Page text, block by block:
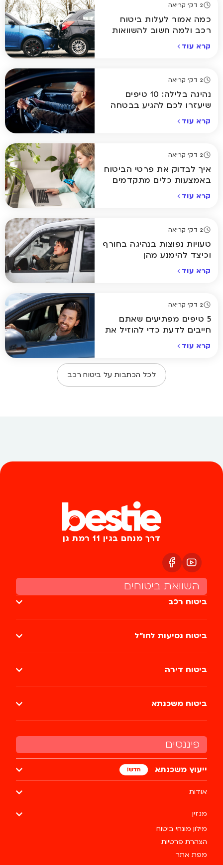
2 דק' קריאה
כמה אמור לעלות ביטוח
רכב ולמה חשוב להשוואות
קרא עוד
2 דק' קריאה
נהיגה בלילה: 10 טיפים
שיעזרו לכם להגיע בבטחה
קרא עוד
2 דק' קריאה
איך לבדוק את פרטי הביטוח
באמצעות כלים מתקדמים
קרא עוד
2 דק' קריאה
טעויות נפוצות בנהיגה בחורף
וכיצד להימנע מהן
קרא עוד
2 דק' קריאה
5 טיפים מפתיעים שאתם
חייבים לדעת כדי להוזיל את
קרא עוד
לכל הכתבות על ביטוח רכב
פיננסים
ייעוץ משכנתא
אודות
מגזין
מילון מונחי ביטוח
הצהרת פרטיות
מפת אתר
דרך מנחם בגין 11 רמת גן
השוואת ביטוחים
ביטוח רכב
ביטוח נסיעות לחו״ל
ביטוח דירה
ביטוח משכנתא